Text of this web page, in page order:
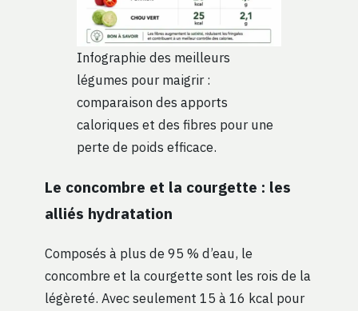
Infographie des meilleurs
légumes pour maigrir :
comparaison des apports
caloriques et des fibres pour une
perte de poids efficace.
Le concombre et la courgette : les
alliés hydratation
Composés à plus de 95 % d’eau, le
concombre et la courgette sont les rois de la
légèreté. Avec seulement 15 à 16 kcal pour